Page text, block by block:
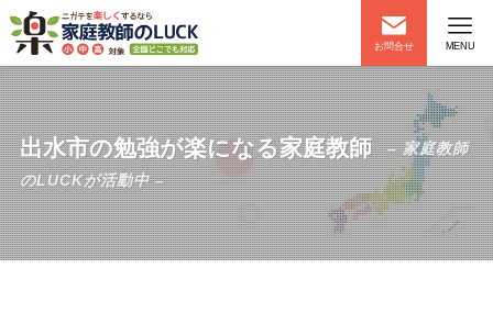
お問合せ MENU
出水市の勉強が楽になる家庭教師
– 家庭教師
のLUCKが活動中 –